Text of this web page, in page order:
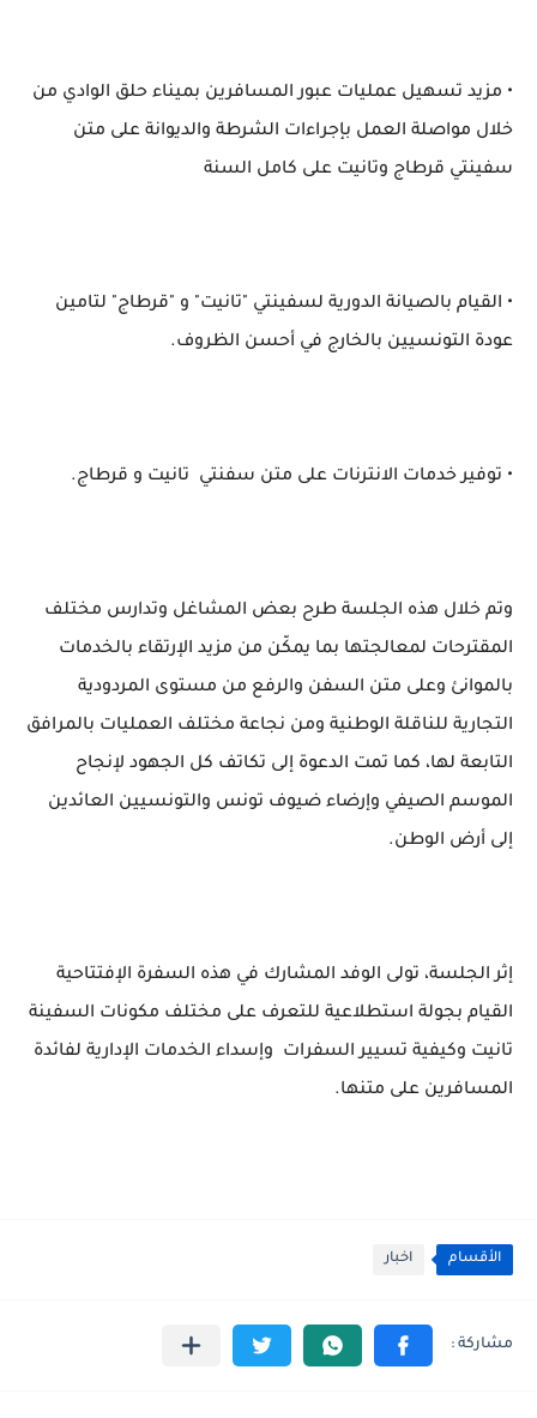
• مزيد تسهيل عمليات عبور المسافرين بميناء حلق الوادي من
خلال مواصلة العمل بإجراءات الشرطة والديوانة على متن
سفينتي قرطاج وتانيت على كامل السنة
• القيام بالصيانة الدورية لسفينتي "تانيت" و "قرطاج" لتامين
عودة التونسيين بالخارج في أحسن الظروف.
• توفير خدمات الانترنات على متن سفنتي تانيت و قرطاج.
وتم خلال هذه الجلسة طرح بعض المشاغل وتدارس مختلف
المقترحات لمعالجتها بما يمكّن من مزيد الإرتقاء بالخدمات
بالموانئ وعلى متن السفن والرفع من مستوى المردودية
التجارية للناقلة الوطنية ومن نجاعة مختلف العمليات بالمرافق
التابعة لها، كما تمت الدعوة إلى تكاتف كل الجهود لإنجاح
الموسم الصيفي وإرضاء ضيوف تونس والتونسيين العائدين
إلى أرض الوطن.
إثر الجلسة، تولى الوفد المشارك في هذه السفرة الإفتتاحية
القيام بجولة استطلاعية للتعرف على مختلف مكونات السفينة
تانيت وكيفية تسيير السفرات وإسداء الخدمات الإدارية لفائدة
المسافرين على متنها.
الأقسام اخبار